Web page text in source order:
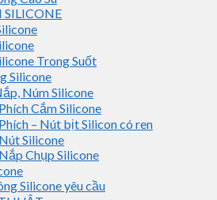
Trong Suốt
Silicone
Núm Silicone
Phích Cắm Silicone
Phích – Nút bịt Silicon có ren
Nút Silicone
Nắp Chụp Silicone
Silicone yêu cầu